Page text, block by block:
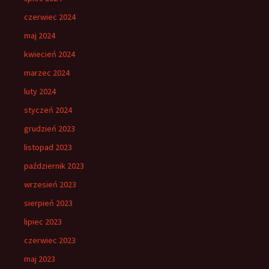
czerwiec 2024
maj 2024
kwiecień 2024
marzec 2024
luty 2024
styczeń 2024
grudzień 2023
listopad 2023
październik 2023
wrzesień 2023
sierpień 2023
lipiec 2023
czerwiec 2023
maj 2023